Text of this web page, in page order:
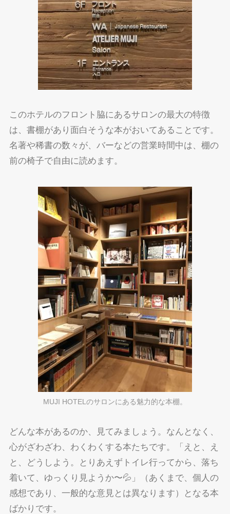
このホテルのフロント脇にあるサロンの最大の特徴
は、書棚があり面白そうな本がおいてあることです。
名著や稀書の数々が、バーなどの営業時間中は、棚の
前の椅子で自由に読めます。
MUJI HOTELのサロンにある魅力的な本棚。
どんな本があるのか、見てみましょう。なんとなく、
心がざわざわ、わくわくする本たちです。「えと、え
と、どうしよう。とりあえずトイレ行ってから、落ち
着いて、ゆっくり見ようか〜💦」（あくまで、個人の
感想であり、一般的な意見とは異なります）となる本
ばかりです。